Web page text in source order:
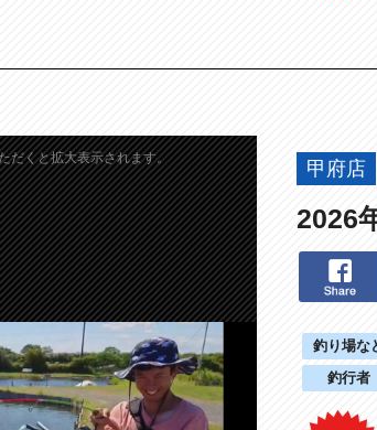
だくと拡大表示されます。 甲府店
2026
釣り場な
釣行者